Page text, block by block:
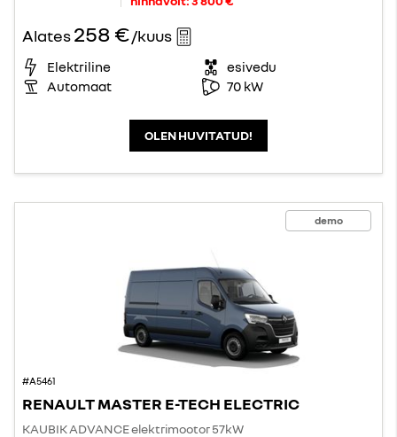
Alates258 €/kuus
Elektriline
esivedu
Automaat
70 kW
OLEN HUVITATUD!
demo
#A5461
RENAULT MASTER E-TECH ELECTRIC
KAUBIK ADVANCE elektrimootor 57kW